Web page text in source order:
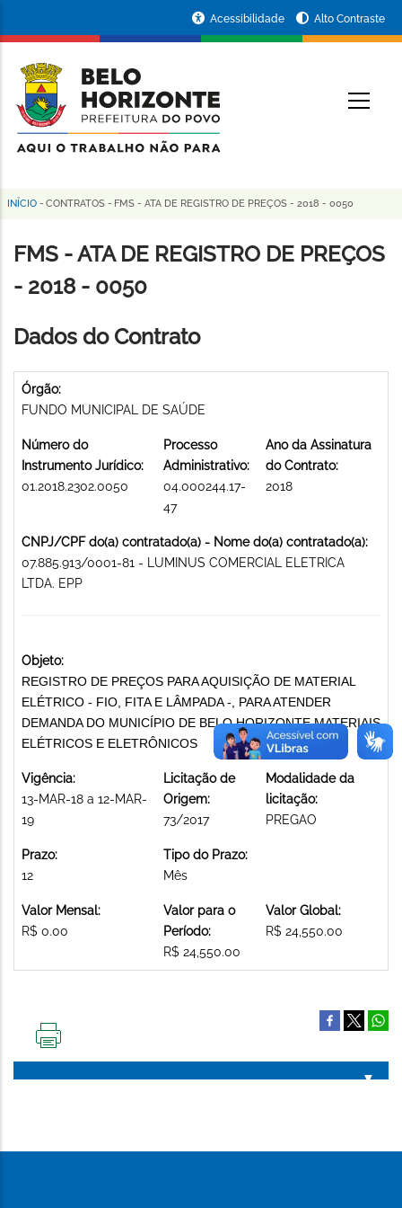
conteúdo
principal
da
Prefeitura
de
Horizonte
Acessibilidade Alto Contraste
Trilha
de
navegação
INÍCIO - CONTRATOS - FMS - ATA DE REGISTRO DE PREÇOS - 2018 - 0050
FMS - ATA DE REGISTRO DE PREÇOS
- 2018 - 0050
Dados do Contrato
Órgão:
FUNDO MUNICIPAL DE SAÚDE
Número do
Instrumento Jurídico:
01.2018.2302.0050
Processo
Administrativo:
04.000244.17-
47
Ano da Assinatura
do Contrato:
2018
CNPJ/CPF do(a) contratado(a) - Nome do(a) contratado(a):
07.885.913/0001-81 - LUMINUS COMERCIAL ELETRICA
LTDA. EPP
Objeto:
REGISTRO DE PREÇOS PARA AQUISIÇÃO DE MATERIAL
ELÉTRICO - FIO, FITA E LÂMPADA -, PARA ATENDER
DEMANDA DO MUNICÍPIO DE BELO HORIZONTE MATERIAIS
ELÉTRICOS E ELETRÔNICOS
Vigência:
13-MAR-18 a 12-MAR-
19
Licitação de
Origem:
73/2017
Modalidade da
licitação:
PREGAO
Prazo:
12
Tipo do Prazo:
Mês
Valor Mensal:
R$ 0.00
Valor para o
Período:
R$ 24,550.00
Valor Global:
R$ 24,550.00
PÁGINA